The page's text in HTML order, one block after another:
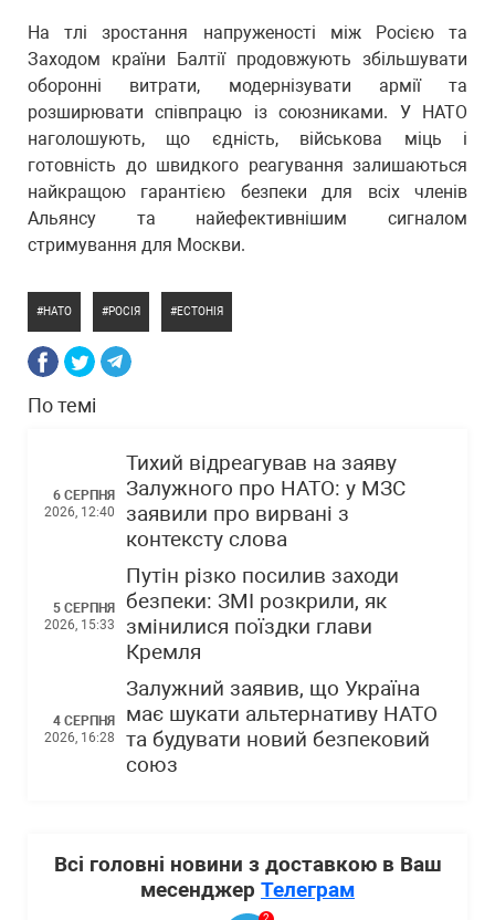
На тлі зростання напруженості між Росією та
Заходом країни Балтії продовжують збільшувати
оборонні витрати, модернізувати армії та
розширювати співпрацю із союзниками. У НАТО
наголошують, що єдність, військова міць і
готовність до швидкого реагування залишаються
найкращою гарантією безпеки для всіх членів
Альянсу та найефективнішим сигналом
стримування для Москви.
НАТО РОСІЯ ЕСТОНІЯ
По темі
6 СЕРПНЯ
2026, 12:40
Тихий відреагував на заяву
Залужного про НАТО: у МЗС
заявили про вирвані з
контексту слова
5 СЕРПНЯ
2026, 15:33
Путін різко посилив заходи
безпеки: ЗМІ розкрили, як
змінилися поїздки глави
Кремля
4 СЕРПНЯ
2026, 16:28
Залужний заявив, що Україна
має шукати альтернативу НАТО
та будувати новий безпековий
союз
Всі головні новини з доставкою в Ваш
месенджер Телеграм